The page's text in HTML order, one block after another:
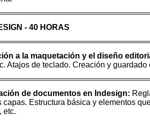
- 40 HORAS
a la maquetación y el diseño
Atajos de teclado. Creación y
de documentos en Indesign:
capas. Estructura básica y elementos
etc.